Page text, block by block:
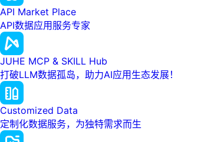
API Market Place
API数据应用服务专家
JUHE MCP & SKILL Hub
打破LLM数据孤岛，助力AI应用生态发展！
Customized Data
定制化数据服务，为独特需求而生